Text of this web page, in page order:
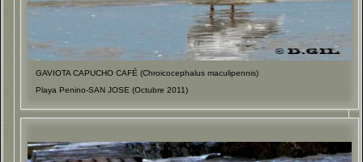
GAVIOTA CAPUCHO CAFÉ (Chroicocephalus maculipennis)
Playa Penino-SAN JOSE (Octubre 2011)